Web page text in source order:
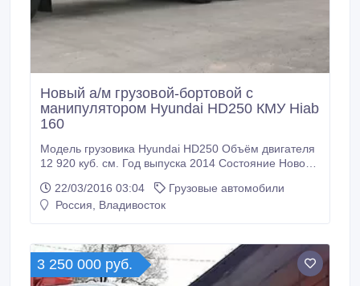
Новый а/м грузовой-бортовой с
манипулятором Hyundai HD250 КМУ Hiab
160
Модель грузовика Hyundai HD250 Объём двигателя
12 920 куб. см. Год выпуска 2014 Состояние Новое
000 кг. Тип Бортовой грузовик с манипулятором
Привод 6x4 Трансмиссия Механическая Топливо
КМУ Hiab 160TM Год выпуска: 2014 (новый)
Местонахождение: Владивосток Цена указана с
НДС 18%, таможенными платежами,
22/03/2016 03:04
Грузовые автомобили
Россия, Владивосток
3 250 000 руб.